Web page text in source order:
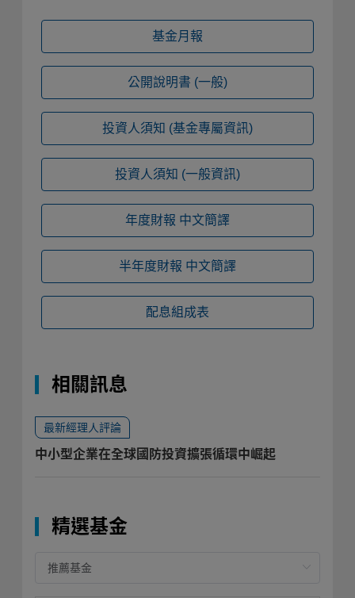
基金月報
公開說明書 (一般)
投資人須知 (基金專屬資訊)
投資人須知 (一般資訊)
年度財報 中文簡譯
半年度財報 中文簡譯
配息組成表
相關訊息
最新經理人評論
中小型企業在全球國防投資擴張循環中崛起
精選基金